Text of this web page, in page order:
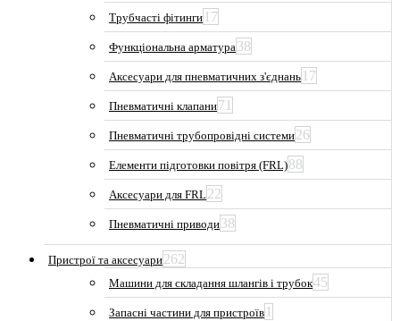
Трубчасті фітинги 17
Функціональна арматура 38
Аксесуари для пневматичних з'єднань 17
Пневматичні клапани71
Пневматичні трубопровідні системи26
Елементи підготовки повітря (FRL)88
Аксесуари для FRL22
Пневматичні приводи38
Пристрої та аксесуари262
Машини для складання шлангів і трубок45
Запасні частини для пристроїв 1